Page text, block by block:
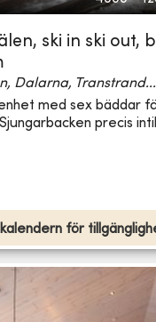
ski in ski out,
Dalarna, Transtrand...
med sex bäddar
precis
för